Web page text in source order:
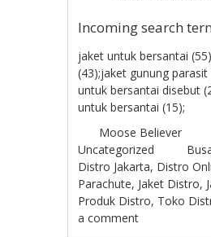
Incoming search
jaket untuk bersantai
(43);jaket gunung
untuk bersantai disebut
untuk bersantai (15);
Moose Believer
Uncategorized
Distro Jakarta, Distro
Parachute, Jaket Distro,
Produk Distro, Toko
a comment